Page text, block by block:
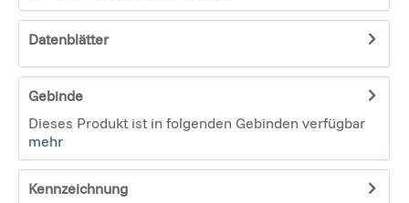
Datenblätter
Gebinde
Dieses Produkt ist in folgenden Gebinden verfügbar
mehr
Kennzeichnung